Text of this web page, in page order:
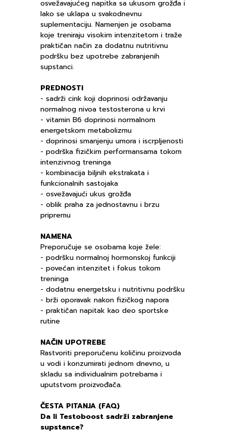
osvežavajućeg napitka sa ukusom grožđa i
lako se uklapa u svakodnevnu
suplementaciju. Namenjen je osobama
koje treniraju visokim intenzitetom i traže
praktičan način za dodatnu nutritivnu
podršku bez upotrebe zabranjenih
supstanci.
PREDNOSTI
- sadrži cink koji doprinosi održavanju
normalnog nivoa testosterona u krvi
- vitamin B6 doprinosi normalnom
energetskom metabolizmu
- doprinosi smanjenju umora i iscrpljenosti
- podrška fizičkim performansama tokom
intenzivnog treninga
- kombinacija biljnih ekstrakata i
funkcionalnih sastojaka
- osvežavajući ukus grožđa
- oblik praha za jednostavnu i brzu
pripremu
NAMENA
Preporučuje se osobama koje žele:
- podršku normalnoj hormonskoj funkciji
- povećan intenzitet i fokus tokom
treninga
- dodatnu energetsku i nutritivnu podršku
- brži oporavak nakon fizičkog napora
- praktičan napitak kao deo sportske
rutine
NAČIN UPOTREBE
Rastvoriti preporučenu količinu proizvoda
u vodi i konzumirati jednom dnevno, u
skladu sa individualnim potrebama i
uputstvom proizvođača.
ČESTA PITANJA (FAQ)
Da li Testoboost sadrži zabranjene
supstance?